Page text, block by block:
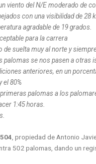
viento del N/E moderado de
con una visibilidad de 28
agradable de 19 grados.
para la carrera
de suelta muy al norte y
palomas se nos pasen a otras
anteriores, en un
el 80%
palomas a los
1:45 horas.
, propiedad de Antonio
502 palomas, dando un